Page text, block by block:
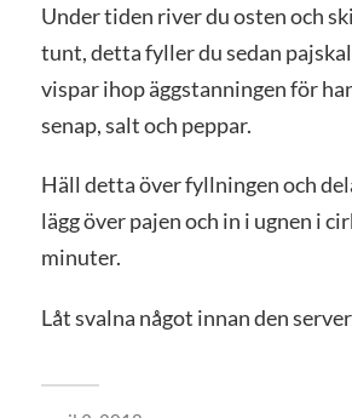
Under tiden river du osten och
tunt, detta fyller du sedan
vispar ihop äggstanningen för
senap, salt och peppar.
Häll detta över fyllningen och
lägg över pajen och in i ugnen i
minuter.
Låt svalna något innan den